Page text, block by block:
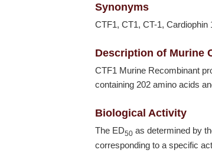
Synonyms
CTF1, CT1, CT-1, Cardiophin
Description of Murine
CTF1 Murine Recombinant
containing 202 amino acids
Biological Activity
The ED50 as determined by
corresponding to a specific